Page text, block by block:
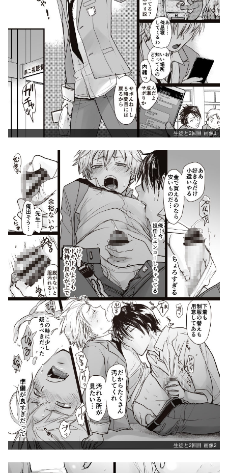
生徒と2回目 画像1
生徒と2回目 画像2